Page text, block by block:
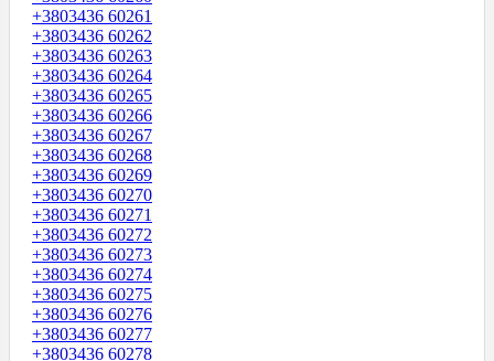
+3803436 60261
+3803436 60262
+3803436 60263
+3803436 60264
+3803436 60265
+3803436 60266
+3803436 60267
+3803436 60268
+3803436 60269
+3803436 60270
+3803436 60271
+3803436 60272
+3803436 60273
+3803436 60274
+3803436 60275
+3803436 60276
+3803436 60277
+3803436 60278